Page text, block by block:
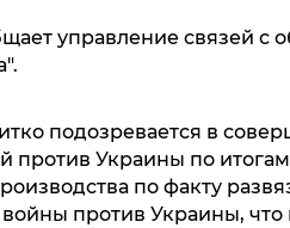
управление связей с
подозревается в
против Украины по
по факту
против Украины, что